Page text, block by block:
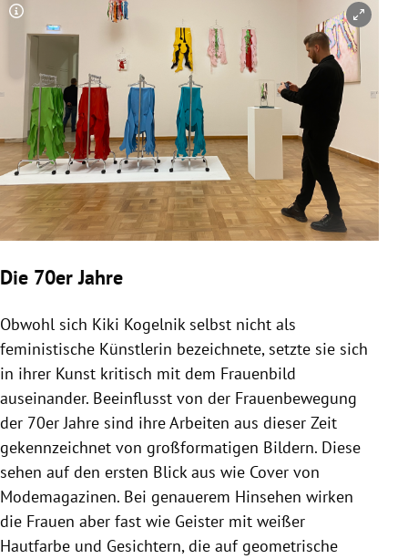
Copyright-Hinweis öffnen/schließen
Die 70er Jahre
Obwohl sich Kiki Kogelnik selbst nicht als
feministische Künstlerin bezeichnete, setzte sie sich
in ihrer Kunst kritisch mit dem Frauenbild
auseinander. Beeinflusst von der Frauenbewegung
der 70er Jahre sind ihre Arbeiten aus dieser Zeit
gekennzeichnet von großformatigen Bildern. Diese
sehen auf den ersten Blick aus wie Cover von
Modemagazinen. Bei genauerem Hinsehen wirken
die Frauen aber fast wie Geister mit weißer
Hautfarbe und Gesichtern, die auf geometrische